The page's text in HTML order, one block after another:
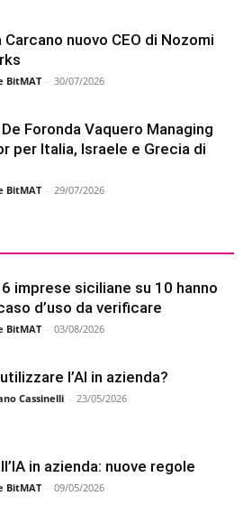
Carcano nuovo CEO di Nozomi
BitMAT - 30/07/2026
Foronda Vaquero Managing
per Italia, Israele e Grecia di
BitMAT - 29/07/2026
imprese siciliane su 10 hanno
d’uso da verificare
BitMAT - 03/08/2026
l’AI in azienda?
Cassinelli - 23/05/2026
in azienda: nuove regole
BitMAT - 09/05/2026